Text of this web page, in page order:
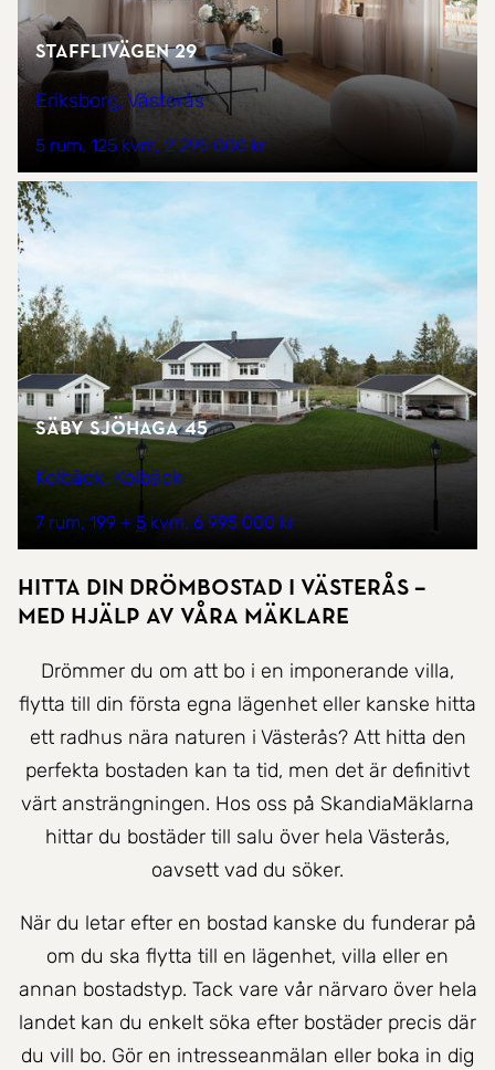
Stafflivägen 29
Eriksborg, Västerås
5 rum 125 kvm 2 295 000 kr
Säby Sjöhaga 45
Kolbäck, Kolbäck
7 rum 199 + 5 kvm 6 995 000 kr
Hitta Din Drömbostad i Västerås –
Med hjälp av våra mäklare
Drömmer du om att bo i en imponerande villa,
flytta till din första egna lägenhet eller kanske hitta
ett radhus nära naturen i Västerås? Att hitta den
perfekta bostaden kan ta tid, men det är definitivt
värt ansträngningen. Hos oss på SkandiaMäklarna
hittar du bostäder till salu över hela Västerås,
oavsett vad du söker.
När du letar efter en bostad kanske du funderar på
om du ska flytta till en lägenhet, villa eller en
annan bostadstyp. Tack vare vår närvaro över hela
landet kan du enkelt söka efter bostäder precis där
du vill bo. Gör en intresseanmälan eller boka in dig